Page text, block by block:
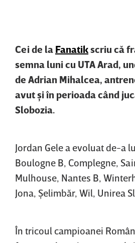
Cei de la Fanatikscriu că
semna luni cu UTA Arad,
de Adrian Mihalcea,
avut şi în perioada când
Slobozia.
Jordan Gele a evoluat de-a
Boulogne B, Complegne,
Mulhouse, Nantes B,
Jona, Şelimbăr, Wil, Unirea
În tricoul campioanei